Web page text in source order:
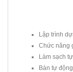
Lập trình
Chức năng
Làm sạch
Bàn tự